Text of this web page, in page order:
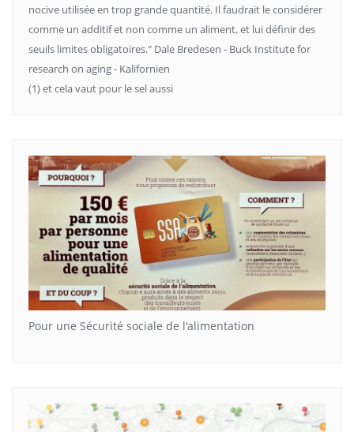
nocive utilisée en trop grande quantité. Il faudrait le considérer
comme un additif et non comme un aliment, et lui définir des
seuils limites obligatoires." Dale Bredesen - Buck Institute for
research on aging - Kalifornien
(1) et cela vaut pour le sel aussi
Pour une Sécurité sociale de l'alimentation